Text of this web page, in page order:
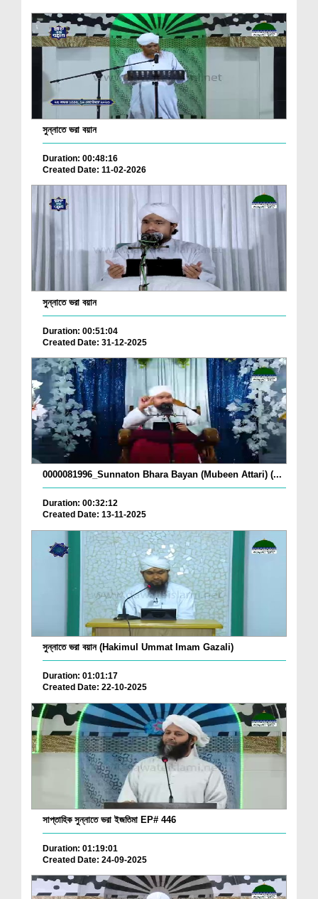
সুন্নাতে ভরা বয়ান
Duration: 00:48:16
Created Date: 11-02-2026
সুন্নাতে ভরা বয়ান
Duration: 00:51:04
Created Date: 31-12-2025
0000081996_Sunnaton Bhara Bayan (Mubeen Attari) (...
Duration: 00:32:12
Created Date: 13-11-2025
সুন্নাতে ভরা বয়ান (Hakimul Ummat Imam Gazali)
Duration: 01:01:17
Created Date: 22-10-2025
সাপ্তাহিক সুন্নাতে ভরা ইজতিমা EP# 446
Duration: 01:19:01
Created Date: 24-09-2025